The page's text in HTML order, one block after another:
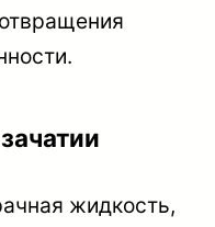
жидкость,